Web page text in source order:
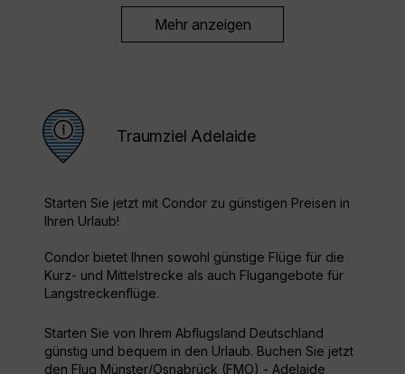
Mehr anzeigen
Traumziel Adelaide
Starten Sie jetzt mit Condor zu günstigen Preisen in
Ihren Urlaub!
Condor bietet Ihnen sowohl günstige Flüge für die
Kurz- und Mittelstrecke als auch Flugangebote für
Langstreckenflüge.
Starten Sie von Ihrem Abflugsland Deutschland
günstig und bequem in den Urlaub. Buchen Sie jetzt
den Flug Münster/Osnabrück (FMO) - Adelaide